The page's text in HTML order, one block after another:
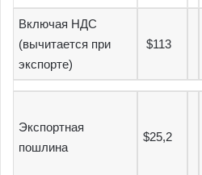
Включая НДС
(вычитается при
экспорте)
$113
Экспортная
пошлина
$25,2